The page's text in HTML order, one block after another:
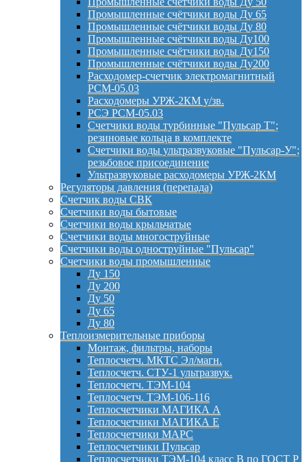
Промышленные счётчики воды Ду 65
Промышленные счётчики воды Ду 80
Промышленные счётчики воды Ду100
Промышленные счётчики воды Ду150
Промышленные счётчики воды Ду200
Расходомер-счетчик электромагнитный
РСМ-05.03
Расходомеры УРЖ-2КМ у/зв.
РСЭ РСМ-05.03
Счетчики воды турбинные "Пульсар Т";
резиновые кольца в комплекте
Счетчики воды ультразвуковые "Пульсар-У";
резьбовое присоединение
Ультразвуковые расходомеры УРЖ-2КМ
Регуляторы давления (перепада)
Счетчик воды СВК
Счетчики воды бытовые
Счетчики воды крыльчатые
Счетчики воды многоструйные
Счетчики воды одноструйные "Пульсар"
Счетчики воды промышленные
Ду 150
Ду 200
Ду 50
Ду 65
Ду 80
Теплоизмерительные приборы
Монтаж, фильтры, наборы
Теплосчетч. МКТС Эл/магн.
Теплосчетч. СТУ-1 ультразвук.
Теплосчетч. ТЭМ-104
Теплосчетч. ТЭМ-106-116
Теплосчетчики МАГИКА А
Теплосчетчики МАГИКА Е
Теплосчетчики МАРС
Теплосчетчики Пульсар
Теплосчетчики ТЭМ-104 класс B по ГОСТ Р